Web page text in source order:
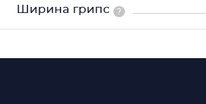
Ширина грипс
?